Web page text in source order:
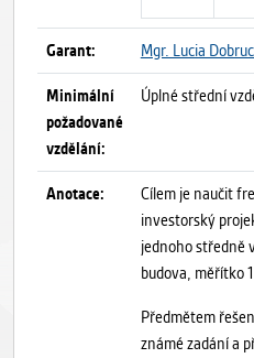
Garant: Mgr. Lucia
Minimální
požadované
vzdělání:
Úplné střední
Anotace:
Cílem je naučit
investorský
jednoho středně
budova, měřítko
Předmětem
známé zadání a